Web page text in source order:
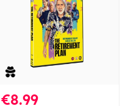
€8.99